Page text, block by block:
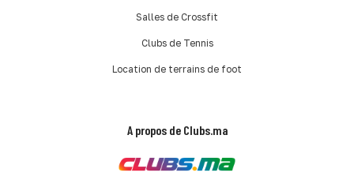
Salles de Crossfit
Clubs de Tennis
Location de terrains de foot
A propos de Clubs.ma